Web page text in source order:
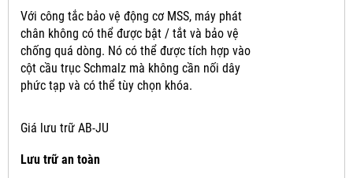
Với công tắc bảo vệ động cơ MSS, máy phát
chân không có thể được bật / tắt và bảo vệ
chống quá dòng. Nó có thể được tích hợp vào
cột cầu trục Schmalz mà không cần nối dây
phức tạp và có thể tùy chọn khóa.
Giá lưu trữ AB-JU
Lưu trữ an toàn